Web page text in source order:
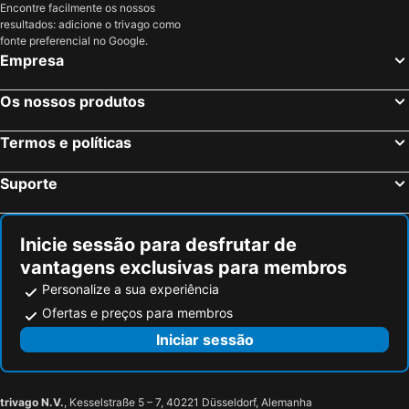
Argostoli, Ilhas Jônicas ou Jónicas Hotéis
Argassi, Ilhas Jônicas ou Jónicas Hotéis
Chania, Creta Hotéis
Fira, Sul do Mar Egeu Hotéis
Ixia, Sul do Mar Egeu Hotéis
Oia, Sul do Mar Egeu Hotéis
Encontre facilmente os nossos
resultados: adicione o trivago como
fonte preferencial no Google.
Empresa
Os nossos produtos
Termos e políticas
Suporte
Inicie sessão para desfrutar de
vantagens exclusivas para membros
Personalize a sua experiência
Ofertas e preços para membros
Iniciar sessão
trivago N.V., Kesselstraße 5 – 7, 40221 Düsseldorf, Alemanha